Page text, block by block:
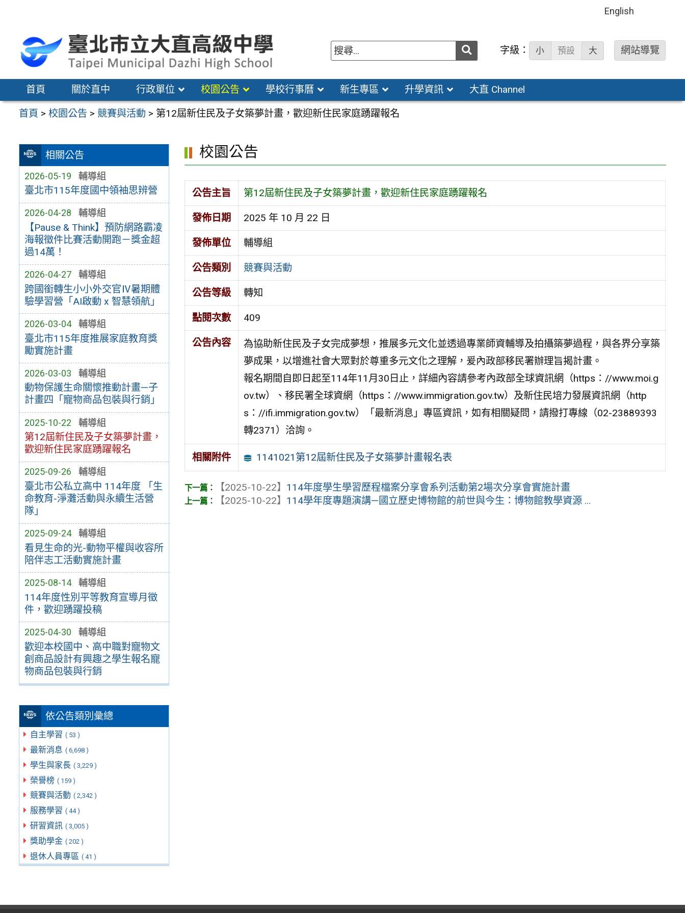
區
English
送出 字級： 小 預設 大 網站導覽
首頁 關於直中 行政單位 校園公告 學校行事曆 新生專區 升學資訊 大直 Channel
首頁 >校園公告 > 競賽與活動 > 第12屆新住民及子女築夢計畫，歡迎新住民家庭踴躍報名
相關公告
2026-05-19 輔導組
臺北市115年度國中領袖思辨營
2026-04-28 輔導組
【Pause & Think】預防網路霸凌
海報徵件比賽活動開跑－獎金超
過14萬！
2026-04-27 輔導組
跨國銜轉生小小外交官Ⅳ暑期體
驗學習營「AI啟動 x 智慧領航」
2026-03-04 輔導組
臺北市115年度推展家庭教育獎
勵實施計畫
2026-03-03 輔導組
動物保護生命關懷推動計畫—子
計畫四「寵物商品包裝與行銷」
2025-10-22 輔導組
第12屆新住民及子女築夢計畫，
歡迎新住民家庭踴躍報名
2025-09-26 輔導組
臺北市公私立高中 114年度 「生
命教育-淨灘活動與永續生活營
隊」
2025-09-24 輔導組
看見生命的光-動物平權與收容所
陪伴志工活動實施計畫
2025-08-14 輔導組
114年度性別平等教育宣導月徵
件，歡迎踴躍投稿
2025-04-30 輔導組
歡迎本校國中、高中職對寵物文
創商品設計有興趣之學生報名寵
物商品包裝與行銷
依公告類別彙總
自主學習 ( 53 )
最新消息 ( 6,698 )
學生與家長 ( 3,229 )
榮譽榜 ( 159 )
競賽與活動 ( 2,342 )
服務學習 ( 44 )
研習資訊 ( 3,005 )
獎助學金 ( 202 )
退休人員專區 ( 41 )
校園公告
公告主旨 第12屆新住民及子女築夢計畫，歡迎新住民家庭踴躍報名
發佈日期 2025 年 10 月 22 日
發佈單位 輔導組
公告類別 競賽與活動
公告等級 轉知
點閱次數 409
公告內容
為協助新住民及子女完成夢想，推展多元文化並透過專業師資輔導及拍攝築夢過程，與各界分享築
夢成果，以增進社會大眾對於尊重多元文化之理解，爰內政部移民署辦理旨揭計畫。
報名期間自即日起至114年11月30日止，詳細內容請參考內政部全球資訊網（https：//www.moi.g
ov.tw）、移民署全球資網（https：//www.immigration.gov.tw）及新住民培力發展資訊網（http
s：//ifi.immigration.gov.tw）「最新消息」專區資訊，如有相關疑問，請撥打專線（02-23889393
轉2371）洽詢。
相關附件 1141021第12屆新住民及子女築夢計畫報名表
【2025-10-22】 114年度學生學習歷程檔案分享會系列活動第2場次分享會實施計畫
【2025-10-22】 114學年度專題演講—國立歷史博物館的前世與今生：博物館教學資源 ...